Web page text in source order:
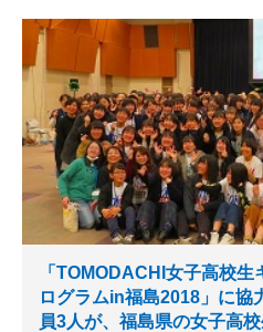
「TOMODACHI女子高校
ログラムin福島2018」に協
員3人が、福島県の女子高